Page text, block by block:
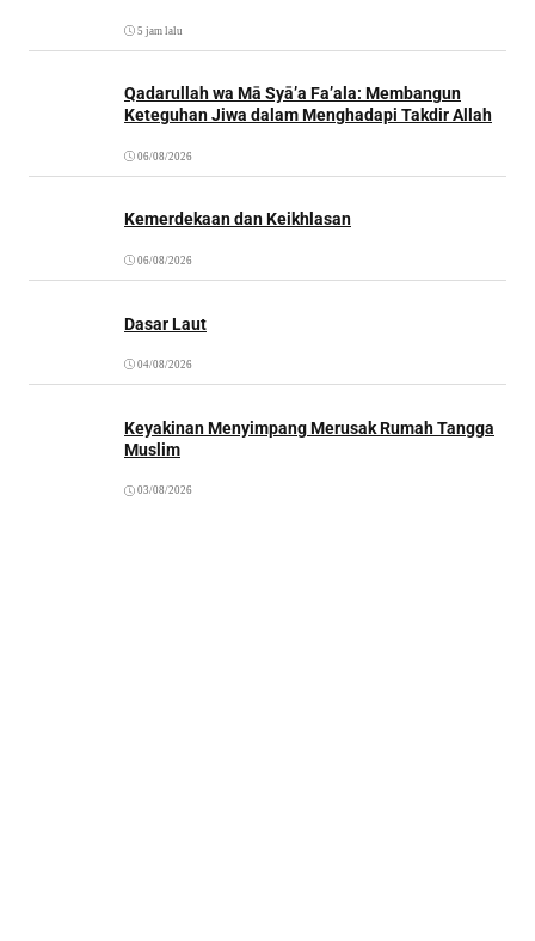
5 jam lalu
Qadarullah wa Mā Syā’a Fa’ala: Membangun
Keteguhan Jiwa dalam Menghadapi Takdir Allah
06/08/2026
Kemerdekaan dan Keikhlasan
06/08/2026
Dasar Laut
04/08/2026
Keyakinan Menyimpang Merusak Rumah Tangga
Muslim
03/08/2026